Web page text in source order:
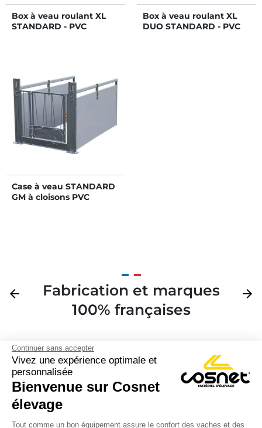
Continuer sans accepter
Vivez une expérience optimale et
personnalisée
Bienvenue sur Cosnet
élevage
Tout comme un bon équipement assure le confort des vaches et des
Box à veau roulant XL
STANDARD - PVC
Box à veau roulant XL
DUO STANDARD - PVC
Case à veau STANDARD
GM à cloisons PVC
Précédent
arrow_back
Fabrication et marques
100% françaises
arrow_forward